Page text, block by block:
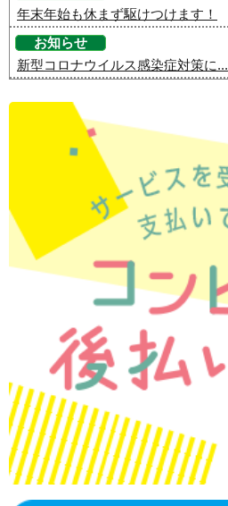
年末年始も休まず駆けつけます！
お知らせ
新型コロナウイルス感染症対策に...